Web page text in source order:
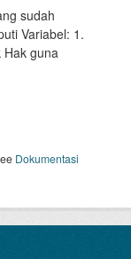
sudah
Variabel: 1.
Hak guna
Dokumentasi